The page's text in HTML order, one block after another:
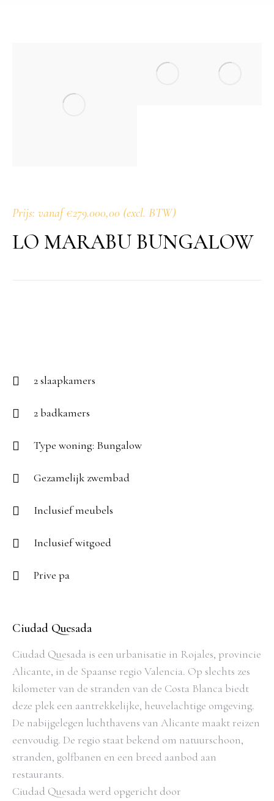
Prijs: vanaf €279.000,00 (excl. BTW)
LO MARABU BUNGALOW
2 slaapkamers
2 badkamers
Type woning: Bungalow
Gezamelijk zwembad
Inclusief meubels
Inclusief witgoed
Prive pa
Ciudad Quesada
Ciudad Quesada is een urbanisatie in Rojales, provincie
Alicante, in de Spaanse regio Valencia. Op slechts zes
kilometer van de stranden van de Costa Blanca biedt
deze plek een aantrekkelijke, heuvelachtige omgeving.
De nabijgelegen luchthavens van Alicante maakt reizen
eenvoudig. De regio staat bekend om natuurschoon,
stranden, golfbanen en een breed aanbod aan
restaurants.
Ciudad Quesada werd opgericht door